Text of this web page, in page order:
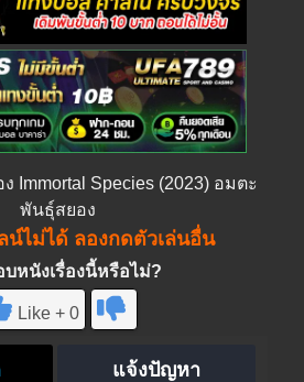
ง Immortal Species (2023) อมตะ
พันธุ์สยอง
น์ไม่ได้ ลองกดตัวเล่นอื่น
หนังเรื่องนี้หรือไม่?
Like + 0
แจ้งปัญหา